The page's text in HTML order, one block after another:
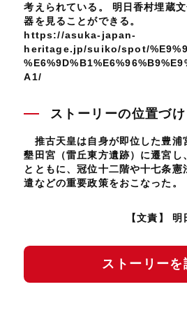
考えられている。 明日香村埋蔵
器を見ることができる。
https://asuka-japan-
heritage.jp/suiko/spot/
A1/
ストーリーの位置づけ
推古天皇は自身が即位した豊浦
墾田宮（雷丘東方遺跡）に遷宮し
とともに、冠位十二階や十七条憲
遣などの重要政策をおこなった。
【文責】
ストーリーを